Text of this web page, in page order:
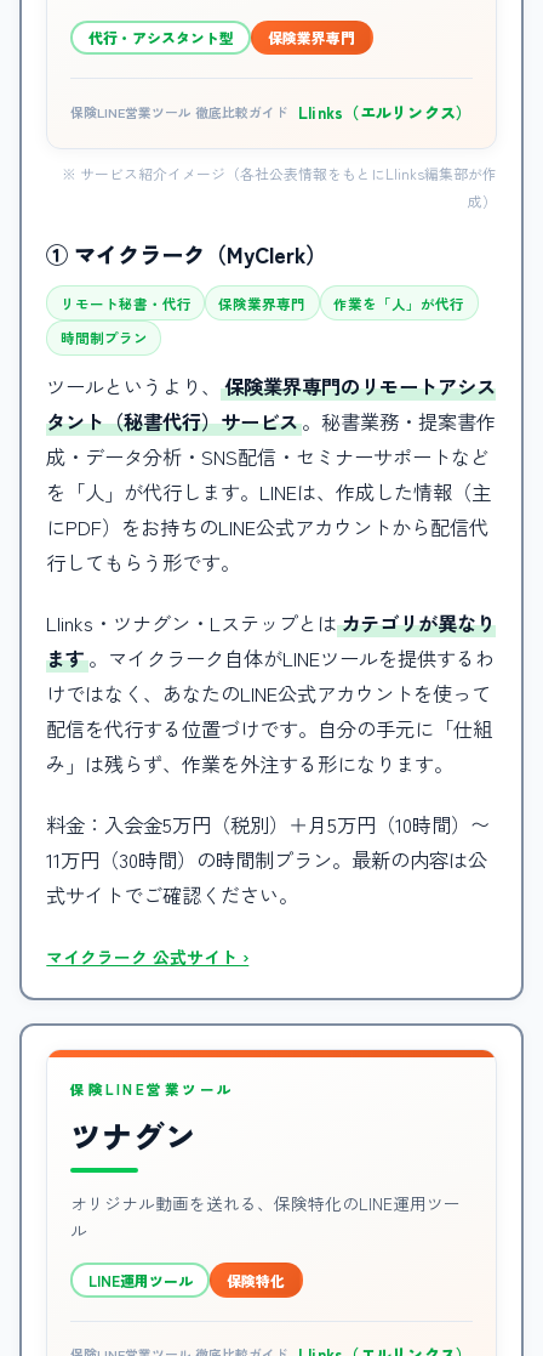
代行・アシスタント型 保険業界専門
保険LINE営業ツール 徹底比較ガイド Llinks（エルリンクス）
※ サービス紹介イメージ（各社公表情報をもとにLlinks編集部が作
成）
① マイクラーク（MyClerk）
リモート秘書・代行 保険業界専門
作業を「人」が代行
時間制プラン
ツールというより、保険業界専門のリモートアシス
タント（秘書代行）サービス。秘書業務・提案書作
成・データ分析・SNS配信・セミナーサポートなど
を「人」が代行します。LINEは、作成した情報（主
にPDF）をお持ちのLINE公式アカウントから配信代
行してもらう形です。
Llinks・ツナグン・Lステップとはカテゴリが異なり
ます。マイクラーク自体がLINEツールを提供するわ
けではなく、あなたのLINE公式アカウントを使って
配信を代行する位置づけです。自分の手元に「仕組
み」は残らず、作業を外注する形になります。
料金：入会金5万円（税別）＋月5万円（10時間）〜
11万円（30時間）の時間制プラン。最新の内容は公
式サイトでご確認ください。
マイクラーク 公式サイト ›
保険LINE営業ツール
ツナグン
オリジナル動画を送れる、保険特化のLINE運用ツー
ル
LINE運用ツール 保険特化